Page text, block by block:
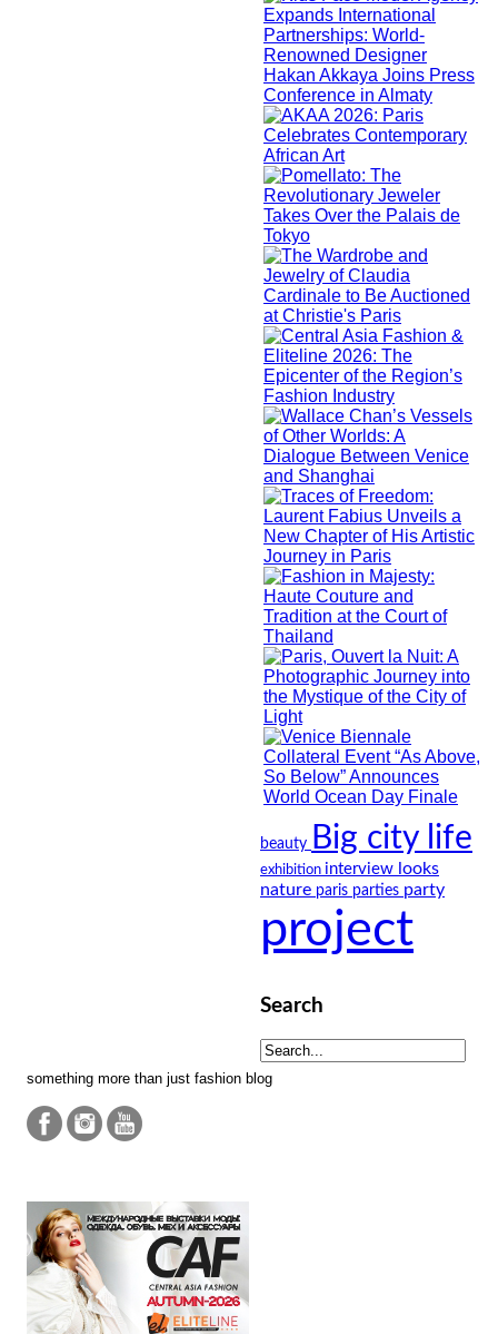
beauty Big city life
exhibition interview looks
nature paris parties party
project
Search
something more than just fashion blog